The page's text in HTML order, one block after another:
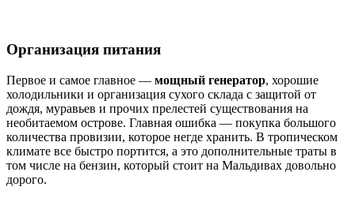
Организация питания
Первое и самое главное — мощный генератор, хорошие
холодильники и организация сухого склада с защитой от
дождя, муравьев и прочих прелестей существования на
необитаемом острове. Главная ошибка — покупка большого
количества провизии, которое негде хранить. В тропическом
климате все быстро портится, а это дополнительные траты в
том числе на бензин, который стоит на Мальдивах довольно
дорого.